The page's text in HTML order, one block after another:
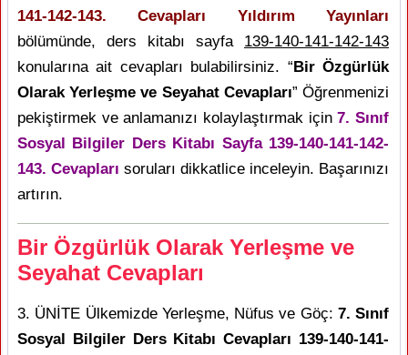
141-142-143. Cevapları Yıldırım Yayınları
bölümünde, ders kitabı sayfa 139-140-141-142-143
konularına ait cevapları bulabilirsiniz. “Bir Özgürlük
Olarak Yerleşme ve Seyahat Cevapları” Öğrenmenizi
pekiştirmek ve anlamanızı kolaylaştırmak için7. Sınıf
Sosyal Bilgiler Ders Kitabı Sayfa 139-140-141-142-
143. Cevapları soruları dikkatlice inceleyin. Başarınızı
artırın.
Bir Özgürlük Olarak Yerleşme ve
Seyahat Cevapları
3. ÜNİTE Ülkemizde Yerleşme, Nüfus ve Göç: 7. Sınıf
Sosyal Bilgiler Ders Kitabı Cevapları 139-140-141-